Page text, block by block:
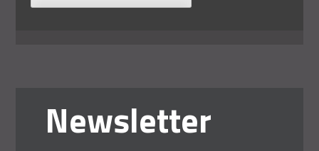
Newsletter